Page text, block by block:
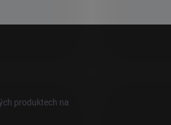
produktech na